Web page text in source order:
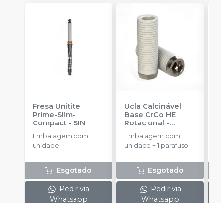
Fresa Unitite
Prime-Slim-
Compact - SIN
Embalagem com 1
unidade.
Esgotado
Pedir via
Whatsapp
Ucla Calcinável
Base CrCo HE
Rotacional -
SINGULAR
Embalagem com 1
unidade + 1 parafuso.
Esgotado
Pedir via
Whatsapp